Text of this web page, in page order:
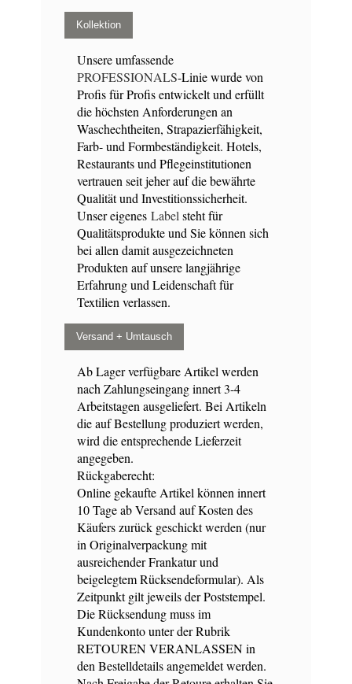
Kollektion
Unsere umfassende
PROFESSIONALS-Linie wurde von
Profis für Profis entwickelt und erfüllt
die höchsten Anforderungen an
Waschechtheiten, Strapazierfähigkeit,
Farb- und Formbeständigkeit. Hotels,
Restaurants und Pflegeinstitutionen
vertrauen seit jeher auf die bewährte
Qualität und Investitionssicherheit.
Unser eigenesLabelsteht für
Qualitätsprodukte und Sie können sich
bei allen damit ausgezeichneten
Produkten auf unsere langjährige
Erfahrung und Leidenschaft für
Textilien verlassen.
Versand + Umtausch
Ab Lager verfügbare Artikel werden
nach Zahlungseingang innert 3-4
Arbeitstagen ausgeliefert. Bei Artikeln
die auf Bestellung produziert werden,
wird die entsprechende Lieferzeit
angegeben.
Rückgaberecht:
Online gekaufte Artikel können innert
10 Tage ab Versand auf Kosten des
Käufers zurück geschickt werden (nur
in Originalverpackung mit
ausreichender Frankatur und
beigelegtem Rücksendeformular). Als
Zeitpunkt gilt jeweils der Poststempel.
Die Rücksendung muss im
Kundenkonto unter der Rubrik
RETOUREN VERANLASSEN in
den Bestelldetails angemeldet werden.